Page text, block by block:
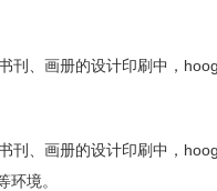
、画册的设计印刷中，
、画册的设计印刷中，
境。